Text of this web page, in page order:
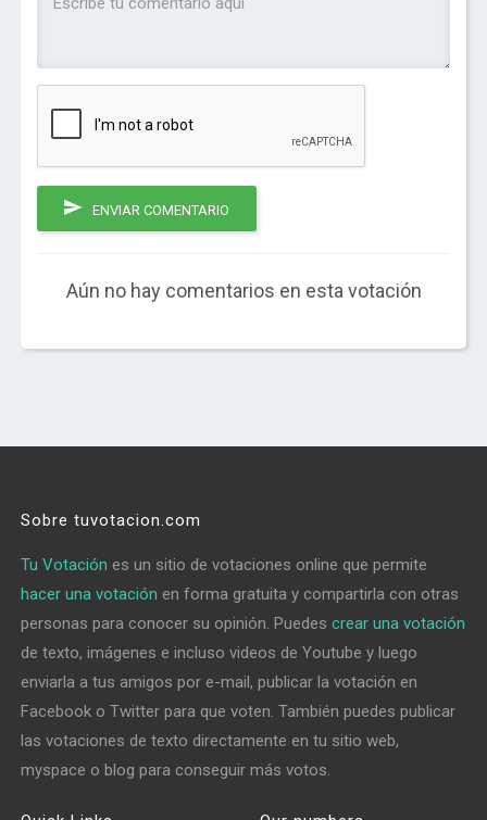
ENVIAR COMENTARIO
Aún no hay comentarios en esta votación
Sobre tuvotacion.com
Tu Votación es un sitio de votaciones online que permite
hacer una votación en forma gratuita y compartirla con otras
personas para conocer su opinión. Puedescrear una votación
de texto, imágenes e incluso videos de Youtube y luego
enviarla a tus amigos por e-mail, publicar la votación en
Facebook o Twitter para que voten. También puedes publicar
las votaciones de texto directamente en tu sitio web,
myspace o blog para conseguir más votos.